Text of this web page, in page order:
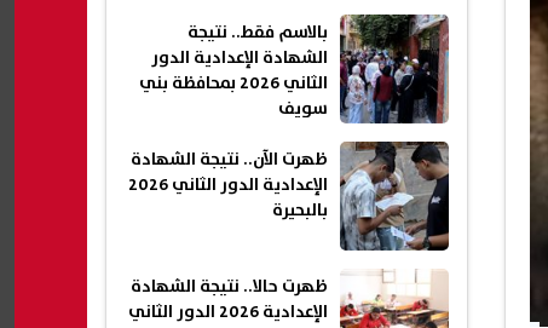
بالاسم فقط.. نتيجة
الشهادة الإعدادية الدور
الثاني 2026 بمحافظة بني
سويف
ظهرت الآن.. نتيجة الشهادة
الإعدادية الدور الثاني 2026
بالبحيرة
ظهرت حالا.. نتيجة الشهادة
الإعدادية 2026 الدور الثاني